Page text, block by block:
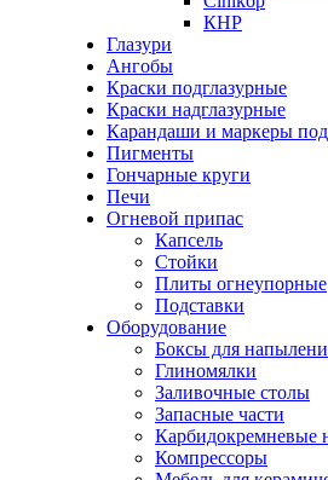
КНР
Глазури
Ангобы
Краски подглазурные
Краски надглазурные
Карандаши и маркеры
Пигменты
Гончарные круги
Печи
Огневой припас
Капсель
Стойки
Плиты огнеупорные
Подставки
Оборудование
Боксы для
Глиномялки
Заливочные столы
Запасные части
Карбидокремневые
Компрессоры